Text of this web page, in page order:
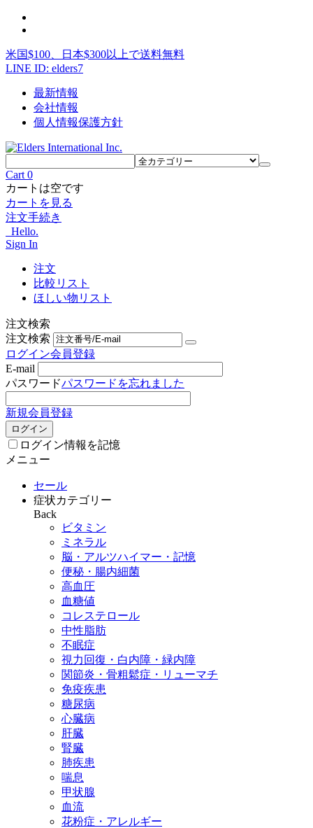
米国$100、日本$300以上で送料無料
LINE ID: elders7
最新情報
会社情報
個人情報保護方針
Cart 0
カートは空です
カートを見る
注文手続き
Hello.
Sign In
注文
比較リスト
ほしい物リスト
注文検索
注文検索
ログイン会員登録
E-mail
パスワードパスワードを忘れました
新規会員登録
ログイン
ログイン情報を記憶
メニュー
セール
症状カテゴリー
Back
ビタミン
ミネラル
脳・アルツハイマー・記憶
便秘・腸内細菌
高血圧
血糖値
コレステロール
中性脂肪
不眠症
視力回復・白内障・緑内障
関節炎・骨粗鬆症・リューマチ
免疫疾患
糖尿病
心臓病
肝臓
腎臓
肺疾患
喘息
甲状腺
血流
花粉症・アレルギー